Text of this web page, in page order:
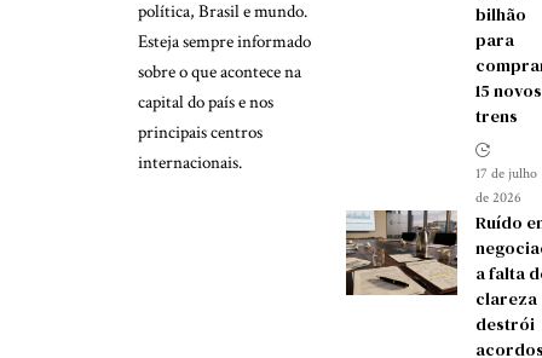
política, Brasil e mundo.
Esteja sempre informado
sobre o que acontece na
capital do país e nos
principais centros
internacionais.
bilhão
para
15 novos
trens
17 de julho
de 2026
Ruído
a falta
clareza
destrói